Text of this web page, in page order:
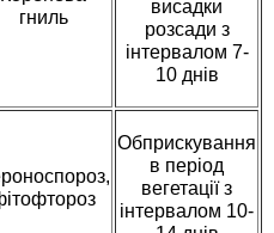
гниль
висадки
розсади з
інтервалом 7-
10 днів
Обприскування
в період
вегетації з
інтервалом 10-
ям и